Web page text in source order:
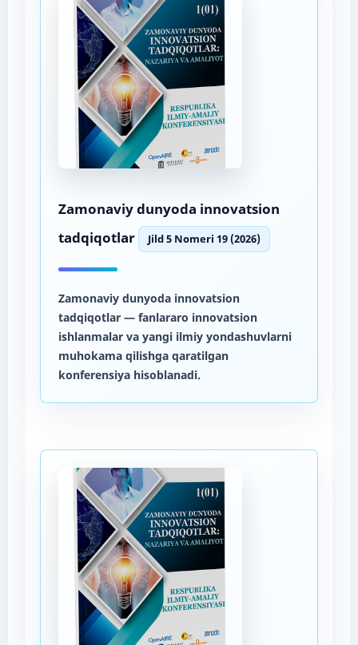
Zamonaviy dunyoda innovatsion
tadqiqotlar
Jild 5 Nomeri 19 (2026)
Zamonaviy dunyoda innovatsion
tadqiqotlar— fanlararo innovatsion
ishlanmalar va yangi ilmiy yondashuvlarni
muhokama qilishga qaratilgan
konferensiya hisoblanadi.